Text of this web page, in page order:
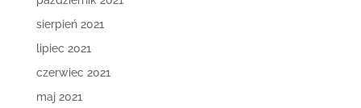
sierpień 2021
lipiec 2021
czerwiec 2021
maj 2021